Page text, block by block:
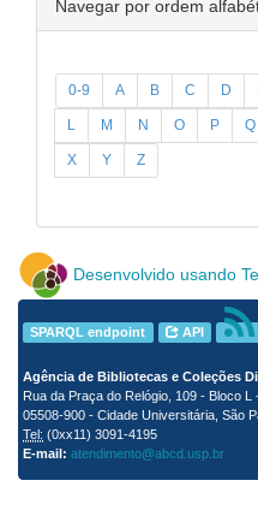
Navegar por ordem
0-9 A B C D
L M N O P Q
X Y Z
Desenvolvido usando
SPARQL endpoint API
Agência de Bibliotecas e Coleções
Rua da Praça do Relógio, 109 - Bloco L
05508-900 - Cidade Universitária, São
Tel: (0xx11) 3091-4195
E-mail: atendimento@abcd.usp.br